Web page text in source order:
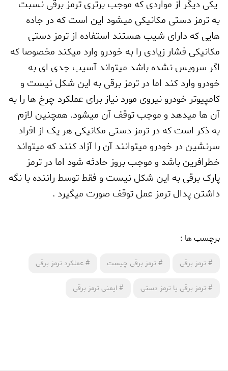
یکی دیگر از مواردی که موجب برتری ترمز برقی نسبت
به ترمز دستی مکانیکی میشود این است که در جاده
هایی که دارای شیب هستند استفاده از ترمز دستی
مکانیکی فشار زیادی را به خودرو وارد میکند مخصوصا که
اگر سرویس نشده باشد میتواند آسیب جدی ای به
خودرو وارد کند اما در ترمز برقی به این شکل نیست و
کامپیوتر خودرو نیروی مورد نیاز برای عملکرد چرخ ها را به
آن ها میدهد و موجب توقف آن میشود. همچنین لازم
به ذکر است که در ترمز دستی مکانیکی هر یک از افراد
سرنشین در خودرو میتوانند آن را آزاد کنند که میتواند
خطرافرین باشد و موجب بروز حادثه شود اما در ترمز
پارک برقی به این شکل نیست و فقط توسط راننده با نگه
داشتن پدال ترمز عمل توقف صورت میگیرد .
برچسب ها :
# ترمز برقی # ترمز برقی چیست #عملکرد ترمز برقی
# ترمز برقی یا ترمز دستی # ایمنی ترمز برقی